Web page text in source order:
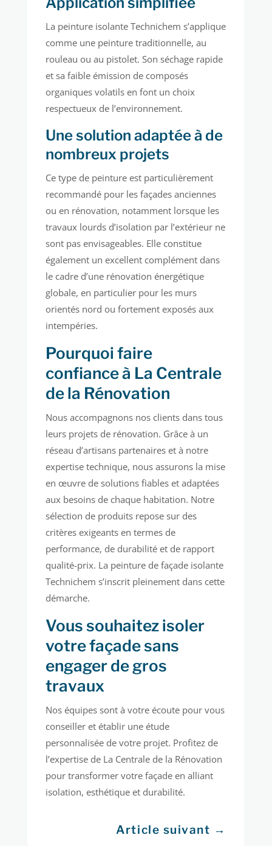
La peinture isolante Technichem s’applique
comme une peinture traditionnelle, au
rouleau ou au pistolet. Son séchage rapide
et sa faible émission de composés
organiques volatils en font un choix
respectueux de l’environnement.
Une solution adaptée à de
nombreux projets
Ce type de peinture est particulièrement
recommandé pour les façades anciennes
ou en rénovation, notamment lorsque les
travaux lourds d’isolation par l’extérieur ne
sont pas envisageables. Elle constitue
également un excellent complément dans
le cadre d’une rénovation énergétique
globale, en particulier pour les murs
orientés nord ou fortement exposés aux
intempéries.
Pourquoi faire
confiance à La Centrale
de la Rénovation
Nous accompagnons nos clients dans tous
leurs projets de rénovation. Grâce à un
réseau d’artisans partenaires et à notre
expertise technique, nous assurons la mise
en œuvre de solutions fiables et adaptées
aux besoins de chaque habitation. Notre
sélection de produits repose sur des
critères exigeants en termes de
performance, de durabilité et de rapport
qualité-prix. La peinture de façade isolante
Technichem s’inscrit pleinement dans cette
démarche.
Vous souhaitez isoler
votre façade sans
engager de gros
travaux
Nos équipes sont à votre écoute pour vous
conseiller et établir une étude
personnalisée de votre projet. Profitez de
l’expertise de La Centrale de la Rénovation
pour transformer votre façade en alliant
isolation, esthétique et durabilité.
Article suivant →